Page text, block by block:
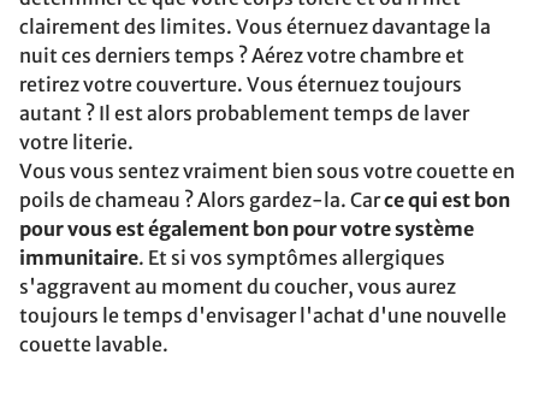
clairement des limites. Vous éternuez davantage la
nuit ces derniers temps ? Aérez votre chambre et
retirez votre couverture. Vous éternuez toujours
autant ? Il est alors probablement temps de laver
votre literie.
Vous vous sentez vraiment bien sous votre couette en
poils de chameau ? Alors gardez-la. Carce qui est bon
pour vous est également bon pour votre système
immunitaire. Et si vos symptômes allergiques
s'aggravent au moment du coucher, vous aurez
toujours le temps d'envisager l'achat d'une nouvelle
couette lavable.